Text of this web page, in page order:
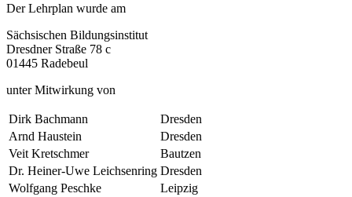
Der Lehrplan wurde am
Sächsischen Bildungsinstitut
Dresdner Straße 78 c
01445 Radebeul
unter Mitwirkung von
Dirk Bachmann
Dresden
Arnd Haustein
Dresden
Veit Kretschmer
Bautzen
Dr. Heiner-Uwe Leichsenring Dresden
Wolfgang Peschke
Leipzig